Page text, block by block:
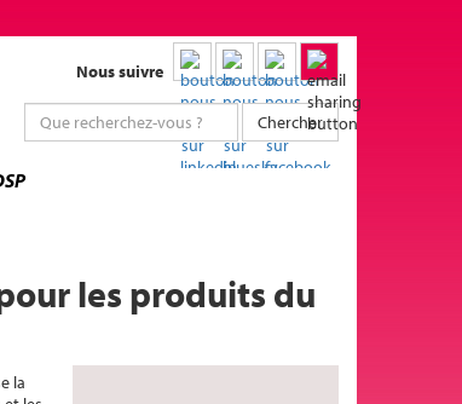
Nous suivre
Chercher
les produits du
la